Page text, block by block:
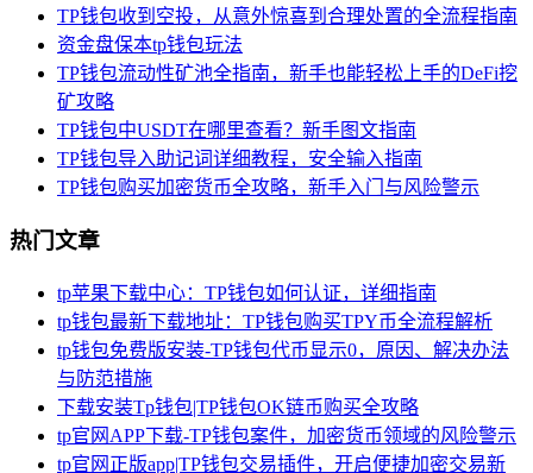
TP钱包收到空投，从意外惊喜到合理处置的全流程指南
资金盘保本tp钱包玩法
TP钱包流动性矿池全指南，新手也能轻松上手的DeFi挖
矿攻略
TP钱包中USDT在哪里查看？新手图文指南
TP钱包导入助记词详细教程，安全输入指南
TP钱包购买加密货币全攻略，新手入门与风险警示
热门文章
tp苹果下载中心：TP钱包如何认证，详细指南
tp钱包最新下载地址：TP钱包购买TPY币全流程解析
tp钱包免费版安装-TP钱包代币显示0，原因、解决办法
与防范措施
下载安装Tp钱包|TP钱包OK链币购买全攻略
tp官网APP下载-TP钱包案件，加密货币领域的风险警示
tp官网正版app|TP钱包交易插件，开启便捷加密交易新